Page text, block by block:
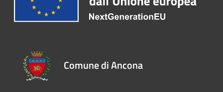
Comune di Ancona